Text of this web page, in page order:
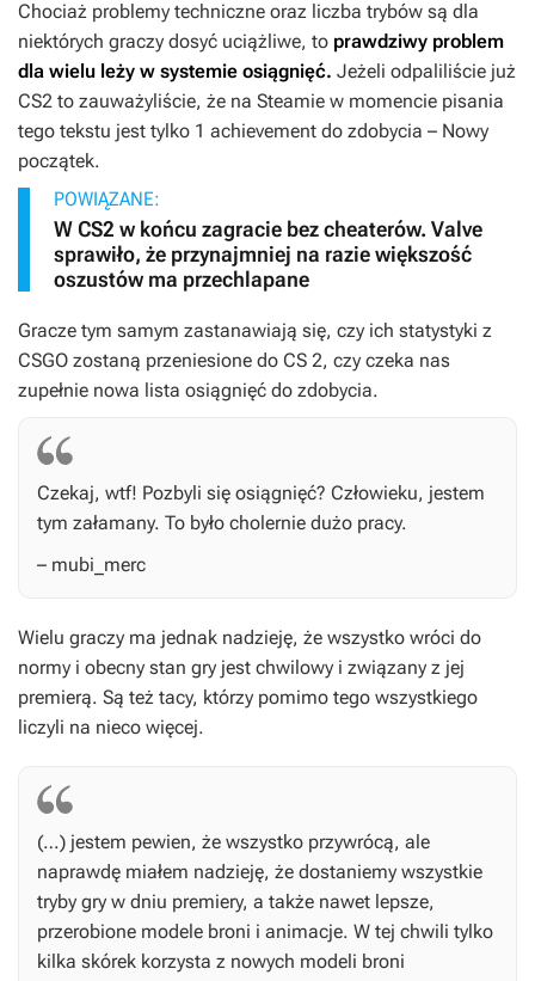
Chociaż problemy techniczne oraz liczba trybów są dla
niektórych graczy dosyć uciążliwe, to prawdziwy problem
dla wielu leży w systemie osiągnięć. Jeżeli odpaliliście już
CS2 to zauważyliście, że na Steamie w momencie pisania
tego tekstu jest tylko 1 achievement do zdobycia – Nowy
początek.
POWIĄZANE:
W CS2 w końcu zagracie bez cheaterów. Valve
sprawiło, że przynajmniej na razie większość
oszustów ma przechlapane
Gracze tym samym zastanawiają się, czy ich statystyki z
CSGO zostaną przeniesione do CS 2, czy czeka nas
zupełnie nowa lista osiągnięć do zdobycia.
Czekaj, wtf! Pozbyli się osiągnięć? Człowieku, jestem
tym załamany. To było cholernie dużo pracy.
– mubi_merc
Wielu graczy ma jednak nadzieję, że wszystko wróci do
normy i obecny stan gry jest chwilowy i związany z jej
premierą. Są też tacy, którzy pomimo tego wszystkiego
liczyli na nieco więcej.
(…) jestem pewien, że wszystko przywrócą, ale
naprawdę miałem nadzieję, że dostaniemy wszystkie
tryby gry w dniu premiery, a także nawet lepsze,
przerobione modele broni i animacje. W tej chwili tylko
kilka skórek korzysta z nowych modeli broni